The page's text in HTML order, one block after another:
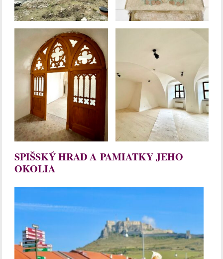
SPIŠSKÝ HRAD A PAMIATKY JEHO
OKOLIA